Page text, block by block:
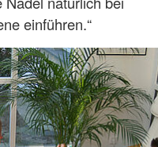
einführen.“